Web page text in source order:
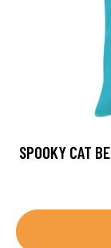
SPOOKY CAT